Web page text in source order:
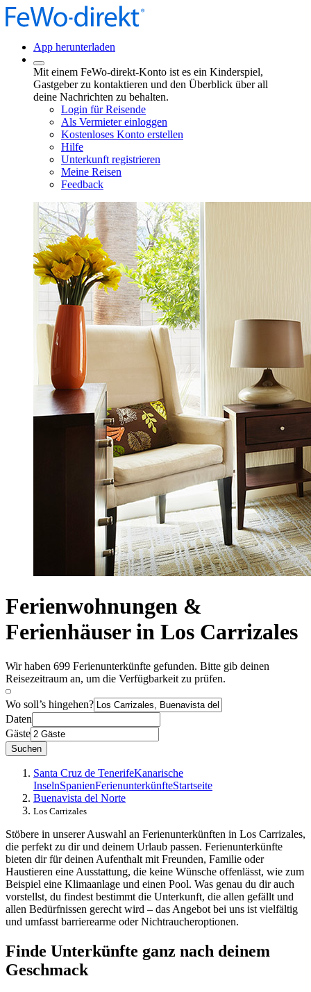
App herunterladen
Mit einem FeWo-direkt-Konto ist es ein Kinderspiel,
Gastgeber zu kontaktieren und den Überblick über all
deine Nachrichten zu behalten.
Login für Reisende
Als Vermieter einloggen
Kostenloses Konto erstellen
Hilfe
Unterkunft registrieren
Meine Reisen
Feedback
Ferienwohnungen &
Ferienhäuser in Los Carrizales
Wir haben 699 Ferienunterkünfte gefunden. Bitte gib deinen
Reisezeitraum an, um die Verfügbarkeit zu prüfen.
Wo soll’s hingehen?
Daten
Gäste
Suchen
Santa Cruz de TenerifeKanarische
InselnSpanienFerienunterkünfteStartseite
Buenavista del Norte
Los Carrizales
Stöbere in unserer Auswahl an Ferienunterkünften in Los Carrizales,
die perfekt zu dir und deinem Urlaub passen. Ferienunterkünfte
bieten dir für deinen Aufenthalt mit Freunden, Familie oder
Haustieren eine Ausstattung, die keine Wünsche offenlässt, wie zum
Beispiel eine Klimaanlage und einen Pool. Was genau du dir auch
vorstellst, du findest bestimmt die Unterkunft, die allen gefällt und
allen Bedürfnissen gerecht wird – das Angebot bei uns ist vielfältig
und umfasst barrierearme oder Nichtraucheroptionen.
Finde Unterkünfte ganz nach deinem
Geschmack